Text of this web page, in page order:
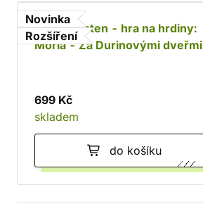
Novinka
Rozšíření
Jeden prsten - hra na hrdiny:
Moria - Za Durinovými dveřmi
699 Kč
skladem
do košíku